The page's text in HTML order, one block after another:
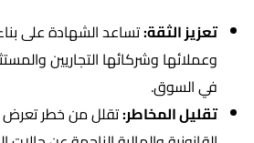
تعزيز الثقة:تساعد الشهادة على
وعملائها وشركائها التجاريين
في السوق.
تقليل المخاطر:تقلل من خطر